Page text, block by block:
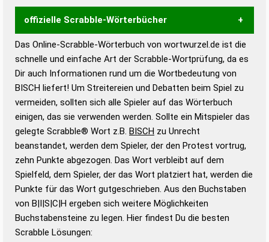
offizielle Scrabble-Wörterbücher
Wortwurzel liefert mit Hilfe eines semantischen
Wortanalyse-Algorithmus gute Anhaltspunkte zu
Wortbedeutung, Worttrennung und Wortform, um die
Gültigkeit eines Wortes für das Scrabble-Spiel zu
bestimmen!
zugelassene Turnier Scrabble-
Wörterbücher sind:
Duden – Standardwerk in 12 Bänden
Duden – Richtiges und gutes
Deutsch
Duden – Die deutsche Grammatik
Duden – Deutsches
Das Online-Scrabble-Wörterbuch von wortwurzel.de ist die
schnelle und einfache Art der Scrabble-Wortprüfung, da es
Dir auch Informationen rund um die Wortbedeutung von
BISCH liefert! Um Streitereien und Debatten beim Spiel zu
vermeiden, sollten sich alle Spieler auf das Wörterbuch
einigen, das sie verwenden werden. Sollte ein Mitspieler das
gelegte Scrabble® Wort z.B. BISCH zu Unrecht
beanstandet, werden dem Spieler, der den Protest vortrug,
zehn Punkte abgezogen. Das Wort verbleibt auf dem
Spielfeld, dem Spieler, der das Wort platziert hat, werden die
Punkte für das Wort gutgeschrieben. Aus den Buchstaben
von B|I|S|C|H ergeben sich weitere Möglichkeiten
Buchstabensteine zu legen. Hier findest Du die besten
Scrabble Lösungen: